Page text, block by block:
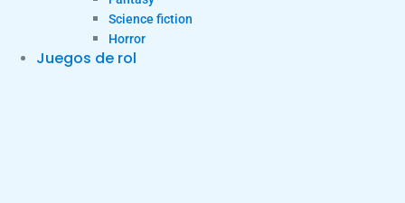
Science fiction
Horror
Juegos de rol